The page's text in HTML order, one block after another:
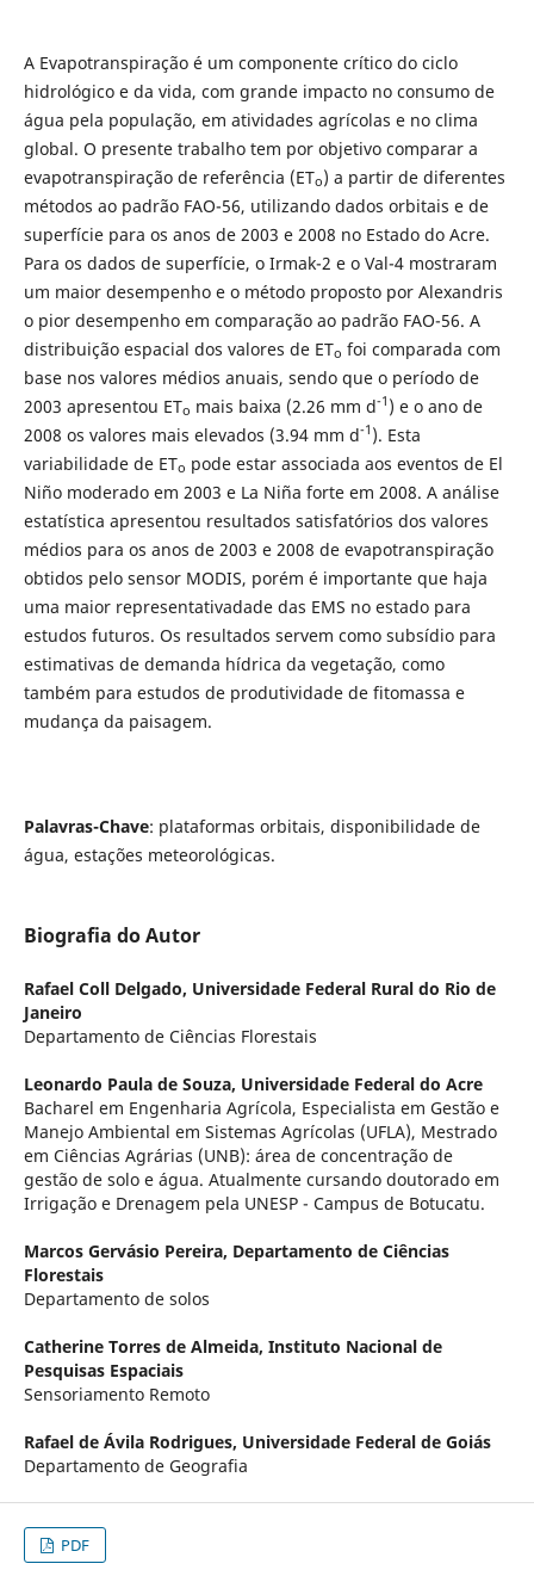
A Evapotranspiração é um componente crítico do ciclo
hidrológico e da vida, com grande impacto no consumo de
água pela população, em atividades agrícolas e no clima
global. O presente trabalho tem por objetivo comparar a
evapotranspiração de referência (ETo) a partir de diferentes
métodos ao padrão FAO-56, utilizando dados orbitais e de
superfície para os anos de 2003 e 2008 no Estado do Acre.
Para os dados de superfície, o Irmak-2 e o Val-4 mostraram
um maior desempenho e o método proposto por Alexandris
o pior desempenho em comparação ao padrão FAO-56. A
distribuição espacial dos valores de ETo foi comparada com
base nos valores médios anuais, sendo que o período de
2003 apresentou ETo mais baixa (2.26 mm d-1 ) e o ano de
2008 os valores mais elevados (3.94 mm d-1 ). Esta
variabilidade de ETo pode estar associada aos eventos de El
Niño moderado em 2003 e La Niña forte em 2008. A análise
estatística apresentou resultados satisfatórios dos valores
médios para os anos de 2003 e 2008 de evapotranspiração
obtidos pelo sensor MODIS, porém é importante que haja
uma maior representativadade das EMS no estado para
estudos futuros. Os resultados servem como subsídio para
estimativas de demanda hídrica da vegetação, como
também para estudos de produtividade de fitomassa e
mudança da paisagem.
Palavras-Chave: plataformas orbitais, disponibilidade de
água, estações meteorológicas.
Biografia do Autor
Rafael Coll Delgado, Universidade Federal Rural do Rio de
Janeiro
Departamento de Ciências Florestais
Leonardo Paula de Souza, Universidade Federal do Acre
Bacharel em Engenharia Agrícola, Especialista em Gestão e
Manejo Ambiental em Sistemas Agrícolas (UFLA), Mestrado
em Ciências Agrárias (UNB): área de concentração de
gestão de solo e água. Atualmente cursando doutorado em
Irrigação e Drenagem pela UNESP - Campus de Botucatu.
Marcos Gervásio Pereira, Departamento de Ciências
Florestais
Departamento de solos
Catherine Torres de Almeida, Instituto Nacional de
Pesquisas Espaciais
Sensoriamento Remoto
Rafael de Ávila Rodrigues, Universidade Federal de Goiás
Departamento de Geografia
PDF